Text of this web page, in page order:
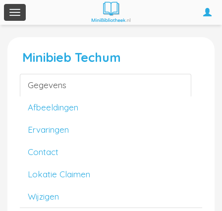
Toggle
navigation
Minibieb Techum
Gegevens
Afbeeldingen
Ervaringen
Contact
Lokatie Claimen
Wijzigen